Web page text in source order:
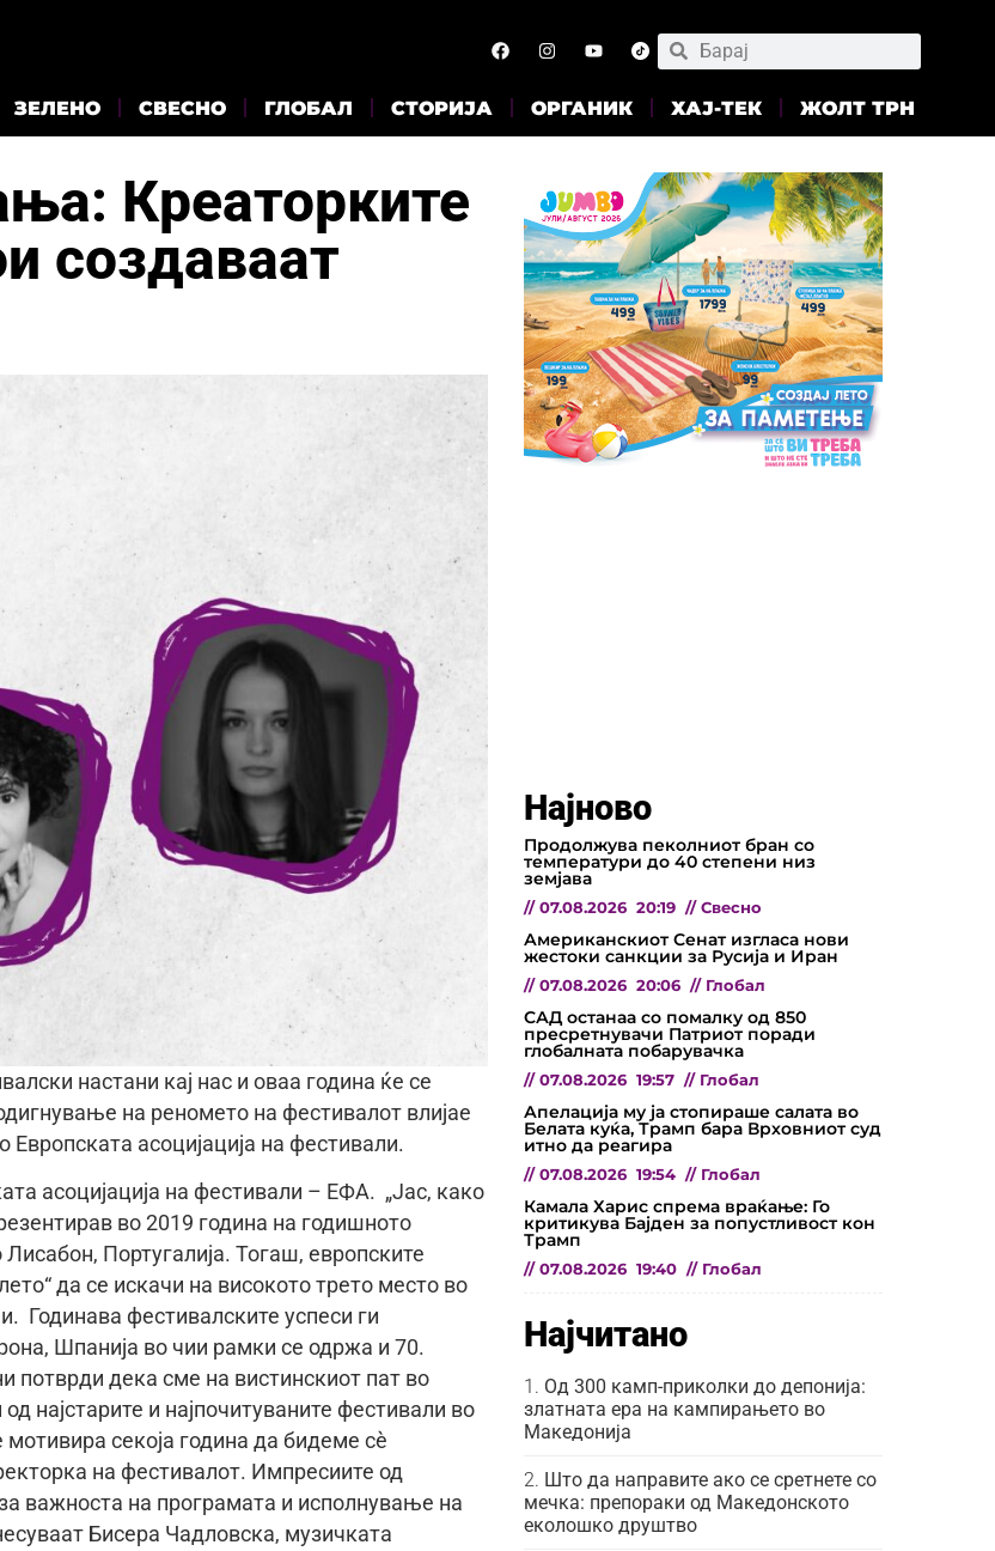
ЗЕЛЕНО СВЕСНО ГЛОБАЛ СТОРИЈА ОРГАНИК ХАЈ-ТЕК ЖОЛТ ТРН
Креаторките
создаваат
настани кај нас и оваа година ќе се
на реномето на фестивалот влијае
Европската асоцијација на фестивали.
асоцијација на фестивали – ЕФА. „Јас, како
во 2019 година на годишното
Португалија. Тогаш, европските
да се искачи на високото трето место во
Годинава фестивалските успеси ги
Шпанија во чии рамки се одржа и 70.
потврди дека сме на вистинскиот пат во
најстарите и најпочитуваните фестивали во
секоја година да бидеме сѐ
на фестивалот. Импресиите од
важноста на програмата и исполнување на
Бисера Чадловска, музичката
Најново
Продолжува пеколниот бран со
температури до 40 степени низ
земјава
// 07.08.2026 20:19 // Свесно
Американскиот Сенат изгласа нови
жестоки санкции за Русија и Иран
// 07.08.2026 20:06 // Глобал
САД останаа со помалку од 850
пресретнувачи Патриот поради
глобалната побарувачка
// 07.08.2026 19:57 // Глобал
Апелација му ја стопираше салата во
Белата куќа, Трамп бара Врховниот суд
итно да реагира
// 07.08.2026 19:54 // Глобал
Камала Харис спрема враќање: Го
критикува Бајден за попустливост кон
Трамп
// 07.08.2026 19:40 // Глобал
Најчитано
Од 300 камп-приколки до депонија:
златната ера на кампирањето во
Македонија
Што да направите ако се сретнете со
мечка: препораки од Македонското
еколошко друштво